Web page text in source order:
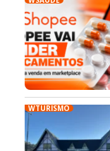
WTURISMO